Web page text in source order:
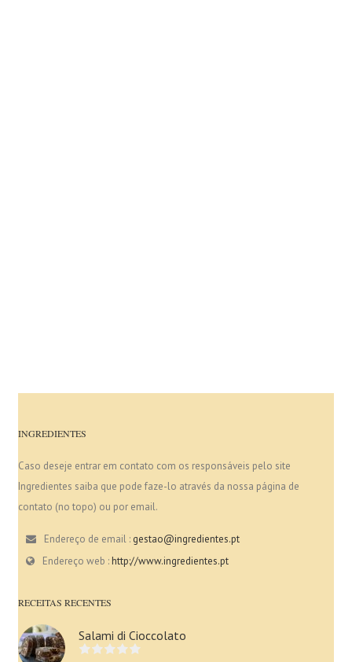
INGREDIENTES
Caso deseje entrar em contato com os responsáveis pelo site
Ingredientes saiba que pode faze-lo através da nossa página de
contato (no topo) ou por email.
Endereço de email : gestao@ingredientes.pt
Endereço web :http://www.ingredientes.pt
RECEITAS RECENTES
Salami di Cioccolato